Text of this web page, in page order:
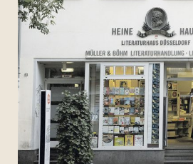
Archiv 2012
Archiv 2011
Archiv 2010
Archiv 2009